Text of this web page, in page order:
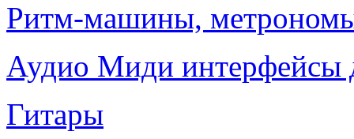
Ритм-машины,
Аудио Миди интерфейсы
Гитары